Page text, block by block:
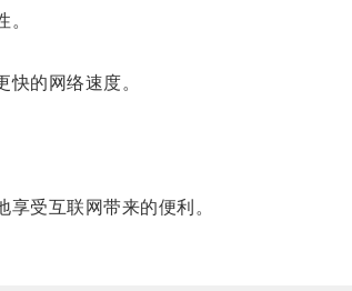
的网络速度。
受互联网带来的便利。